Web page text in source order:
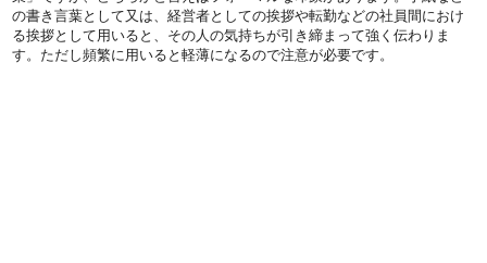
の書き言葉として又は、経営者としての挨拶や転勤などの社員間におけ
る挨拶として用いると、その人の気持ちが引き締まって強く伝わりま
す。ただし頻繁に用いると軽薄になるので注意が必要です。